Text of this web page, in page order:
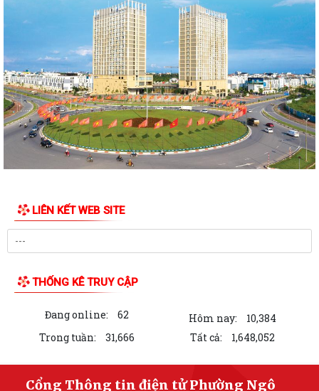
PHƯỜNG NGÔ QUYỀN THĂM HỎI, TẶNG QUÀ GIA ĐÌNH CHÍNH SÁCH,
NGƯỜI CÓ CÔNG NHÂN DỊP 27/7
PHƯỜNG NGÔ QUYỀN VIẾNG NGHĨA TRANG LIỆT SĨ NHÂN KỶ NIỆM 79
NĂM NGÀY THƯƠNG BINH LIỆT SĨ 27/7
UBND PHƯỜNG NGÔ QUYỀN THÔNG BÁO THỜI GIAN TỔ CHỨC HỘI
NGHỊ ĐỐI THOẠI DOANH NGHIỆP, HỘ KINH DOANH,...
PHƯỜNG NGÔ QUYỀN TỔ CHỨC GIAO BAN TỔ DÂN PHỐ SAU SẮP XẾP,
SÁP NHẬP
HỘI ĐỒNG NHÂN DÂN PHƯỜNG NGÔ QUYỀN THÔNG BÁO KẾT QUẢ KỲ
HỌP THỨ 4, KHÓA II, NHIỆM KỲ 2026 - 2031
PHƯỜNG NGÔ QUYỀN TUYÊN TRUYỀN VẬN ĐỘNG TỔ CHỨC, CÁ NHÂN
Kỳ họp thứ 4 HĐND Phường Ngô Quyền: Phân bổ bổ sung hơn 38 tỷ
KẾ HOẠCH TỔ CHỨC TIẾP CÔNG DÂN 6 THÁNG CUỐI NĂM 2026 CỦA
HỘI ĐỒNG NHÂN DÂN PHƯỜNG THÔNG BÁO LỊCH TIẾP CÔNG DÂN 6
LIÊN KẾT WEB SITE
THỐNG KÊ TRUY CẬP
Đang online: 62 Hôm nay:
10,384
Trong tuần:
31,666 Tất cả: 1,648,052
Cổng Thông tin điện tử Phường Ngô